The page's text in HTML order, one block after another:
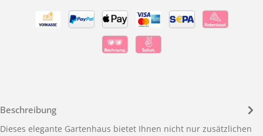
Beschreibung
Dieses elegante Gartenhaus bietet Ihnen nicht nur zusätzlichen